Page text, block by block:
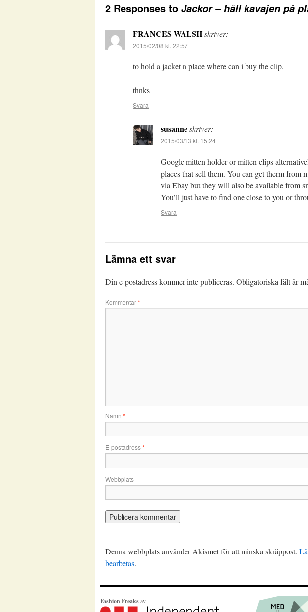
2 Responses to Jackor – håll kavajen på
FRANCES WALSHskriver:
2015/02/08 kl. 22:57
to hold a jacket n place where can i buy the clip.
thnks
Svara
susanneskriver:
2015/03/13 kl. 15:24
Google mitten holder or mitten clips
places that sell them. You can get therm from
via Ebay but they will also be available from
You’ll just have to find one close to you or
Svara
Lämna ett svar
Din e-postadress kommer inte publiceras. Obligatoriska fält är
Kommentar*
Namn *
E-postadress*
Webbplats
Denna webbplats använder Akismet för att minska skräppost.
bearbetas.
Fashion Freaksav